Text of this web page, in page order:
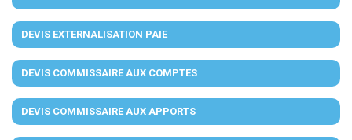
DEVIS EXTERNALISATION PAIE
DEVIS COMMISSAIRE AUX COMPTES
DEVIS COMMISSAIRE AUX APPORTS